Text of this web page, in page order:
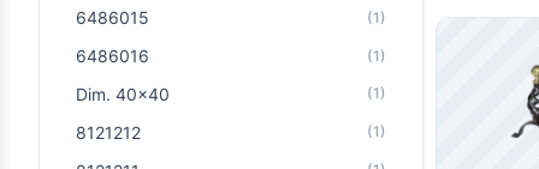
6486015 (1)
6486016 (1)
Dim. 40x40 (1)
8121212 (1)